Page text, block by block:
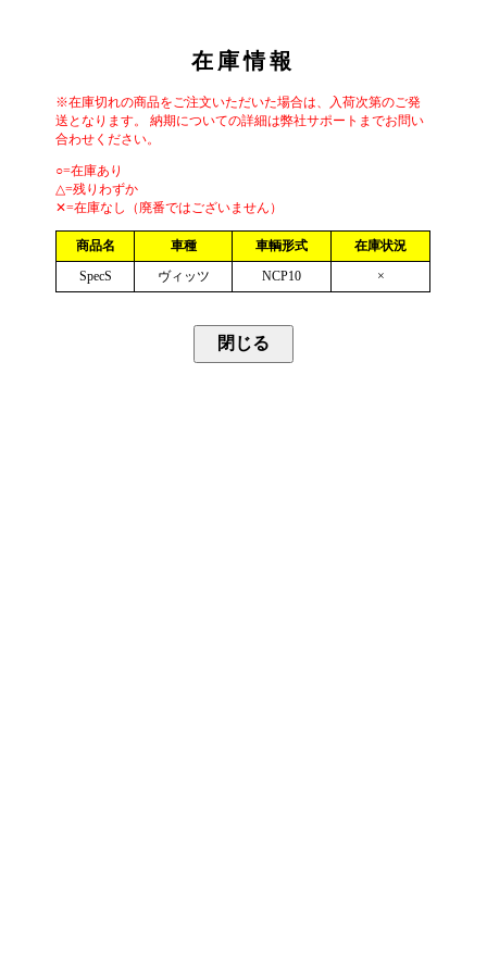
在庫情報
※在庫切れの商品をご注文いただいた場合は、入荷次第のご発
送となります。 納期についての詳細は弊社サポートまでお問い
合わせください。
○=在庫あり
△=残りわずか
✕=在庫なし（廃番ではございません）
商品名 車種 車輌形式
在庫状況
SpecS
ヴィッツ NCP10 ×